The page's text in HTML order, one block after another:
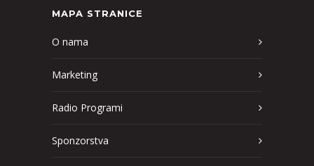
MAPA STRANICE
O nama
Marketing
Radio Programi
Sponzorstva